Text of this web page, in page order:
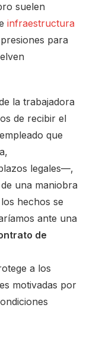
suelen
infraestructura
para
la trabajadora
de recibir el
que
legales—,
una maniobra
hechos se
ante una
de
a los
motivadas por